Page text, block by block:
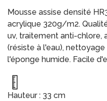
Mousse assise densité
acrylique 320g/m2.
uv, traitement anti-chlore,
(résiste à l'eau),
l'éponge humide. Facile
Hauteur : 33 cm